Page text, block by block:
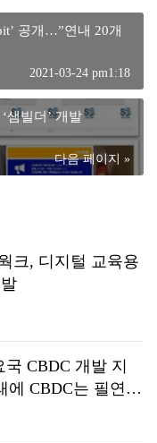
공개…”연내 20개
2021-03-24 pm1:18
샘빌더’ 개발
다음 페이지 »
크, 디지털 교육용
CBDC 개발 지
CBDC는 필연적